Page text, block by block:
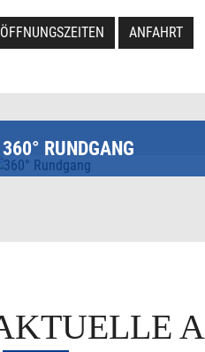
ÖFFNUNGSZEITEN ANFAHRT
360° RUNDGANG
AKTUELLE